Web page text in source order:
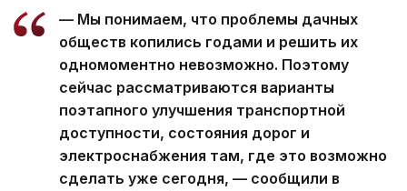
— Мы понимаем, что проблемы дачных
обществ копились годами и решить их
одномоментно невозможно. Поэтому
сейчас рассматриваются варианты
поэтапного улучшения транспортной
доступности, состояния дорог и
электроснабжения там, где это возможно
сделать уже сегодня, — сообщили в